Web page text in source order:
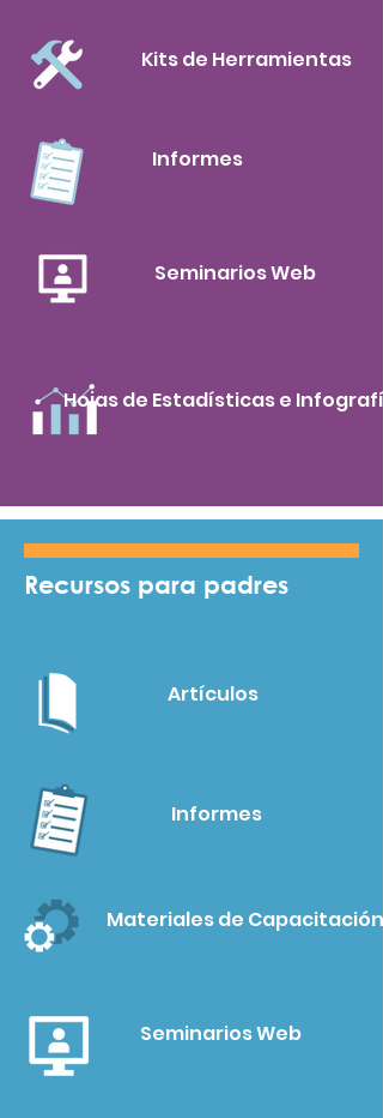
Kits de Herramientas
Informes
Seminarios Web
Hojas de Estadísticas e
Recursos para padres
Artículos
Informes
Materiales de Capacitación
Seminarios Web